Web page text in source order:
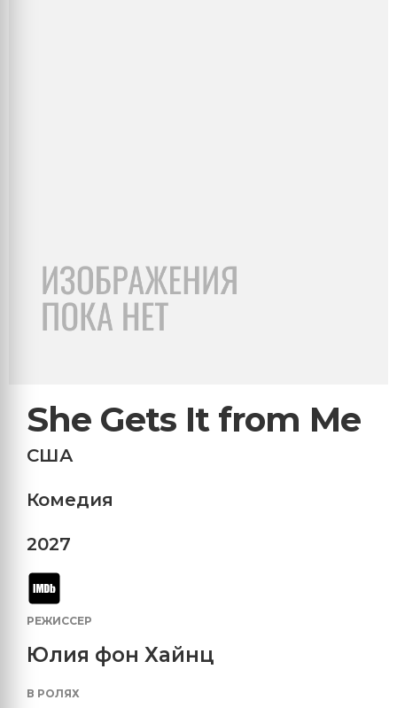
She Gets It from Me
США
Комедия
2027
РЕЖИССЕР
Юлия фон Хайнц
В РОЛЯХ